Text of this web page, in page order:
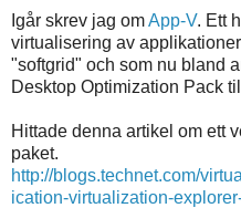
Igår skrev jag omApp-V. Ett
virtualisering av
"softgrid" och som nu bland
Desktop Optimization Pack
Hittade denna artikel om ett
paket.
http://blogs.technet.com/
ication-virtualization-